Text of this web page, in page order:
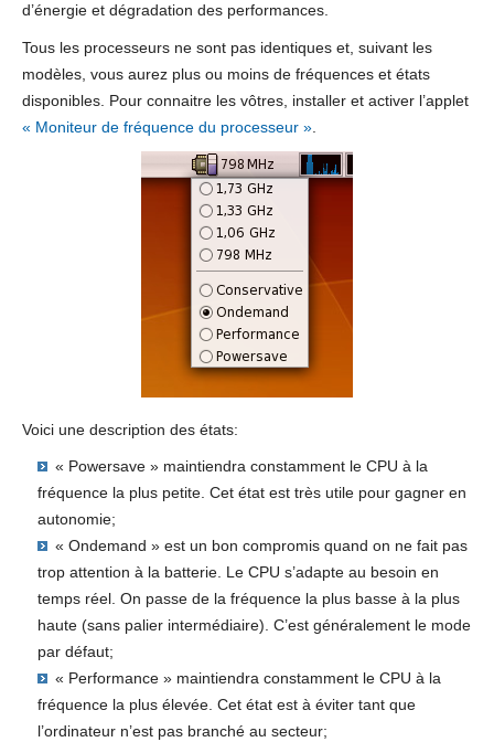
d’énergie et dégradation des performances.
Tous les processeurs ne sont pas identiques et, suivant les
modèles, vous aurez plus ou moins de fréquences et états
disponibles. Pour connaitre les vôtres, installer et activer l’applet
« Moniteur de fréquence du processeur »
Voici une description des états:
« Powersave » maintiendra constamment le CPU à la
fréquence la plus petite. Cet état est très utile pour gagner en
autonomie;
« Ondemand » est un bon compromis quand on ne fait pas
trop attention à la batterie. Le CPU s’adapte au besoin en
temps réel. On passe de la fréquence la plus basse à la plus
haute (sans palier intermédiaire). C’est généralement le mode
par défaut;
« Performance » maintiendra constamment le CPU à la
fréquence la plus élevée. Cet état est à éviter tant que
l’ordinateur n’est pas branché au secteur;